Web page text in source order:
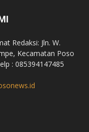
Redaksi: Jln. W.
Kecamatan Poso
: 085394147485